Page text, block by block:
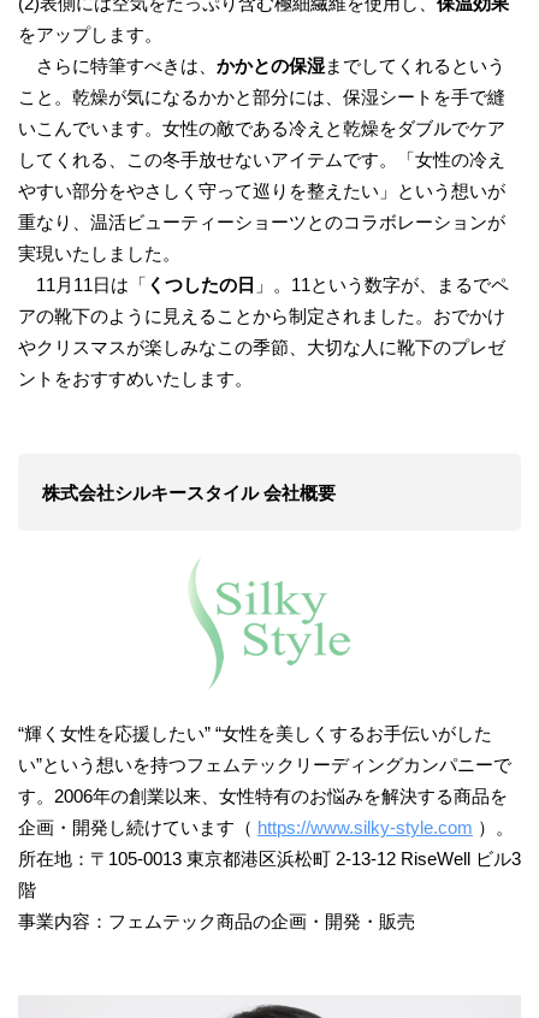
をアップします。
さらに特筆すべきは、 かかとの保湿までしてくれるという
こと。乾燥が気になるかかと部分には、保湿シートを手で縫
いこんでいます。女性の敵である冷えと乾燥をダブルでケア
してくれる、この冬手放せないアイテムです。「女性の冷え
やすい部分をやさしく守って巡りを整えたい」という想いが
重なり、温活ビューティーショーツとのコラボレーションが
実現いたしました。
11月11日は「 くつしたの日 」。11という数字が、まるでペ
アの靴下のように見えることから制定されました。おでかけ
やクリスマスが楽しみなこの季節、大切な人に靴下のプレゼ
ントをおすすめいたします。
株式会社シルキースタイル 会社概要
“輝く女性を応援したい” “女性を美しくするお手伝いがした
い”という想いを持つフェムテックリーディングカンパニーで
す。2006年の創業以来、女性特有のお悩みを解決する商品を
企画・開発し続けています（ https://www.silky-style.com ）。
所在地：〒105-0013 東京都港区浜松町 2-13-12 RiseWell ビル3
階
事業内容：フェムテック商品の企画・開発・販売